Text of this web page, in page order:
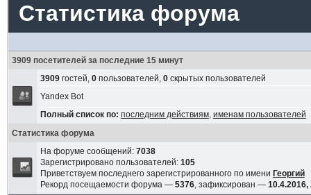
Статистика форума
3909 посетителей за последние 15 минут
3909гостей, 0пользователей, 0скрытых пользователей
Yandex Bot
Полный список по: последним действиям, именам пользователей
Статистика форума
На форуме сообщений: 7038
Зарегистрировано пользователей: 105
Приветствуем последнего зарегистрированного по имени Георгий
Рекорд посещаемости форума — 5376, зафиксирован — 10.4.2016,